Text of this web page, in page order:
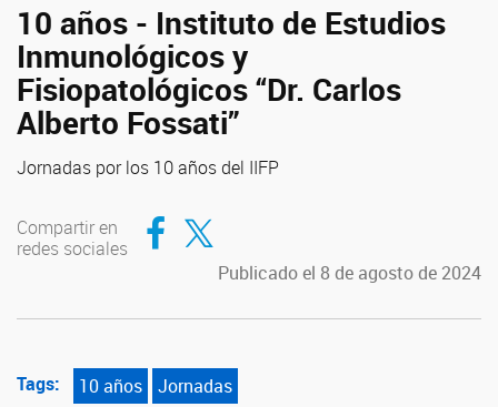
10 años - Instituto de Estudios
Inmunológicos y
Fisiopatológicos “Dr. Carlos
Alberto Fossati”
Jornadas por los 10 años del IIFP
Compartir en
redes sociales
Compartir en Facebook
Compartir en Twitter
Publicado el 8 de agosto de 2024
Tags: 10 años Jornadas